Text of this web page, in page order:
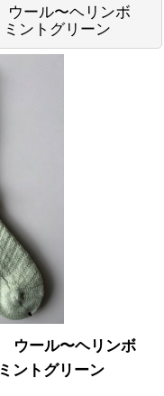
ール〜ヘリンボ
ントグリーン
ール〜ヘリンボ
ントグリーン